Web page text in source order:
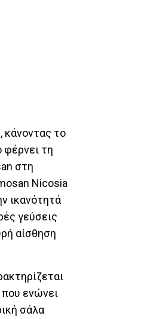
κάνοντας το
φέρνει τη
στη
Nicosia
ικανότητά
γεύσεις
αίσθηση
ενώνει
σάλα